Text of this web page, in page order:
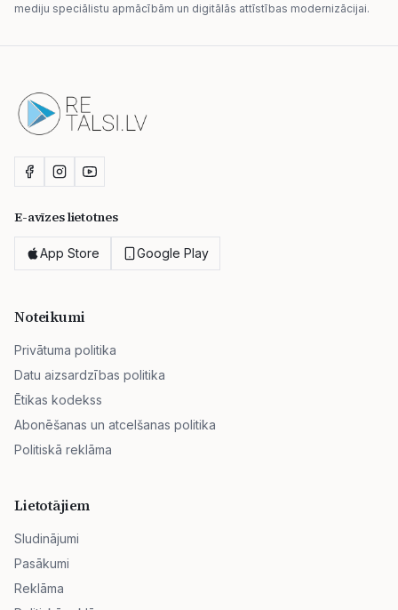
mediju speciālistu apmācībām un digitālās attīstības modernizācijai.
E-avīzes lietotnes
App Store Google Play
Noteikumi
Privātuma politika
Datu aizsardzības politika
Ētikas kodekss
Abonēšanas un atcelšanas politika
Politiskā reklāma
Lietotājiem
Sludinājumi
Pasākumi
Reklāma